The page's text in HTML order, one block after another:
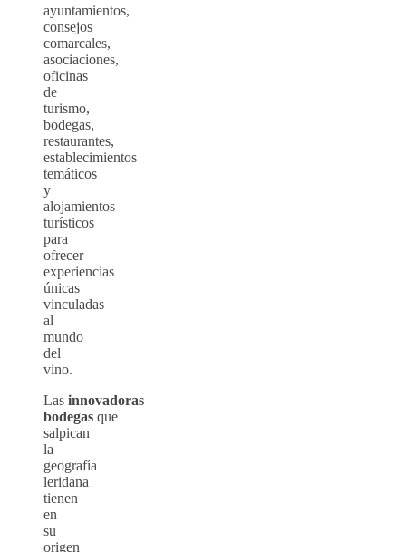
ayuntamientos,
consejos
comarcales,
asociaciones,
oficinas
de
turismo,
bodegas,
restaurantes,
establecimientos
temáticos
y
alojamientos
turísticos
para
ofrecer
experiencias
únicas
vinculadas
al
mundo
del
vino.
Las innovadoras
bodegas que
salpican
la
geografía
leridana
tienen
en
su
origen